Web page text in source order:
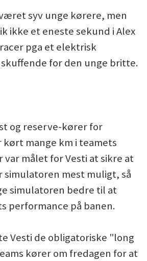
syv unge kørere, men
ikke et eneste sekund i Alex
pga et elektrisk
for den unge britte.
og reserve-kører for
kørt mange km i teamets
var målet for Vesti at sikre at
simulatoren mest muligt, så
simulatoren bedre til at
performance på banen.
Vesti de obligatoriske "long
kører om fredagen for at